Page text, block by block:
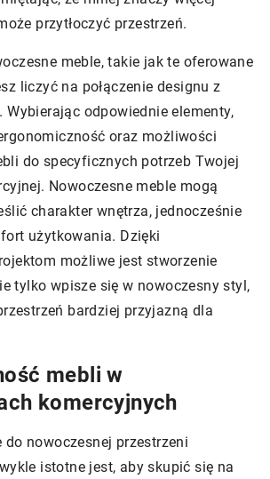
przytłoczyć przestrzeń.
meble, takie jak te oferowane
liczyć na połączenie designu z
odpowiednie elementy,
oraz możliwości
do specyficznych potrzeb Twojej
Nowoczesne meble mogą
charakter wnętrza, jednocześnie
użytkowania. Dzięki
możliwe jest stworzenie
tylko wpisze się w nowoczesny styl,
bardziej przyjazną dla
mebli w
komercyjnych
do nowoczesnej przestrzeni
istotne jest, aby skupić się na